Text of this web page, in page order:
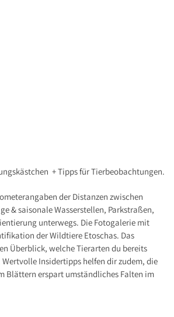
+ Tipps für Tierbeobachtungen.
der Distanzen zwischen
& saisonale Wasserstellen, Parkstraßen,
unterwegs. Die Fotogalerie mit
der Wildtiere Etoschas. Das
Überblick, welche Tierarten du bereits
Insidertipps helfen dir zudem, die
Blättern erspart umständliches Falten im